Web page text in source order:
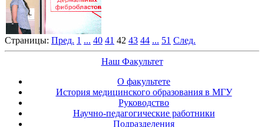
Страницы: Пред. 1 ... 40 41 42 43 44 ... 51 След.
Наш Факультет
О факультете
История медицинского образования в МГУ
Руководство
Научно-педагогические работники
Подразделения